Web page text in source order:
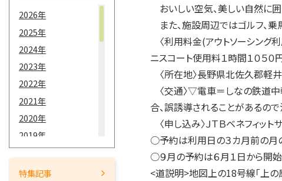
3月15日
2月15日
1月15日
2026年
2025年
2024年
2023年
2022年
2021年
2020年
2019年
2018年
2017年
特集記事
おいしい空気、美しい自然に
また、施設周辺ではゴルフ、乗
〈利用料金(アウトソーシング
ニスコート使用料１時間１０５０
〈所在地〉長野県北佐久郡軽
〈交通〉▽電車＝しなの鉄道中
合、誤誘導されることがあるので
〈申し込み〉ＪＴＢベネフィッ
○予約は利用日の３カ月前の月
○９月の予約は６月１日から開始
<道説明>地図上の18号線「上の